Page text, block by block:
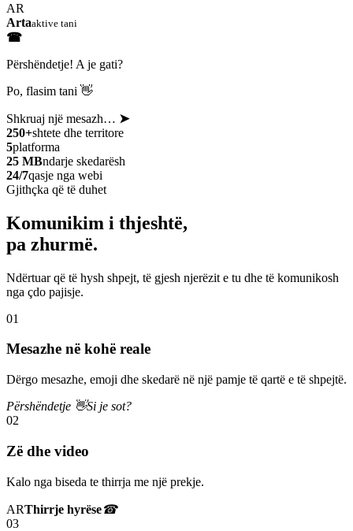
AR
Artaaktive tani
☎
Përshëndetje! A je gati?
Po, flasim tani 👋
Shkruaj një mesazh… ➤
250+shtete dhe territore
5platforma
25 MBndarje skedarësh
24/7qasje nga webi
Gjithçka që të duhet
Komunikim i thjeshtë,
pa zhurmë.
Ndërtuar që të hysh shpejt, të gjesh njerëzit e tu dhe të komunikosh
nga çdo pajisje.
01
Mesazhe në kohë reale
Dërgo mesazhe, emoji dhe skedarë në një pamje të qartë e të shpejtë.
Përshëndetje 👋Si je sot?
02
Zë dhe video
Kalo nga biseda te thirrja me një prekje.
ARThirrje hyrëse☎
03